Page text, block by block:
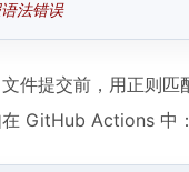
法错误
件提交前，用正则
在 GitHub Actions 中